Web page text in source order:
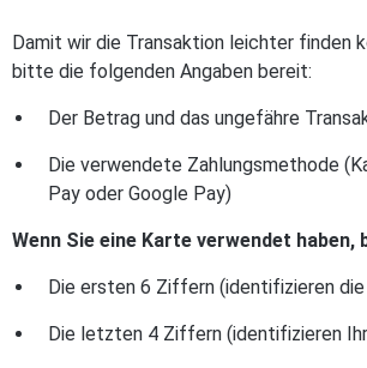
Damit wir die Transaktion leichter finden
bitte die folgenden Angaben bereit:
Der Betrag und das ungefähre
Die verwendete Zahlungsmethode
Pay oder Google Pay)
Wenn Sie eine Karte verwendet haben,
Die ersten 6 Ziffern (identifizieren die
Die letzten 4 Ziffern (identifizieren